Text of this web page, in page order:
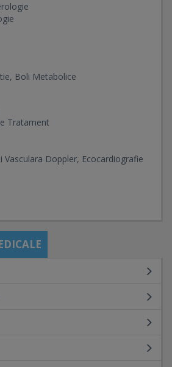
Boli Metabolice
Tratament
Vasculara Doppler, Ecocardiografie